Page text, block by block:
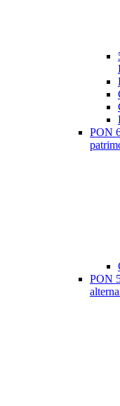
PON
PON